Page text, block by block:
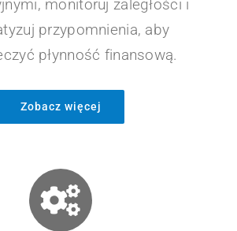
monitoruj zaległości i
przypomnienia, aby
płynność finansową.
Zobacz więcej